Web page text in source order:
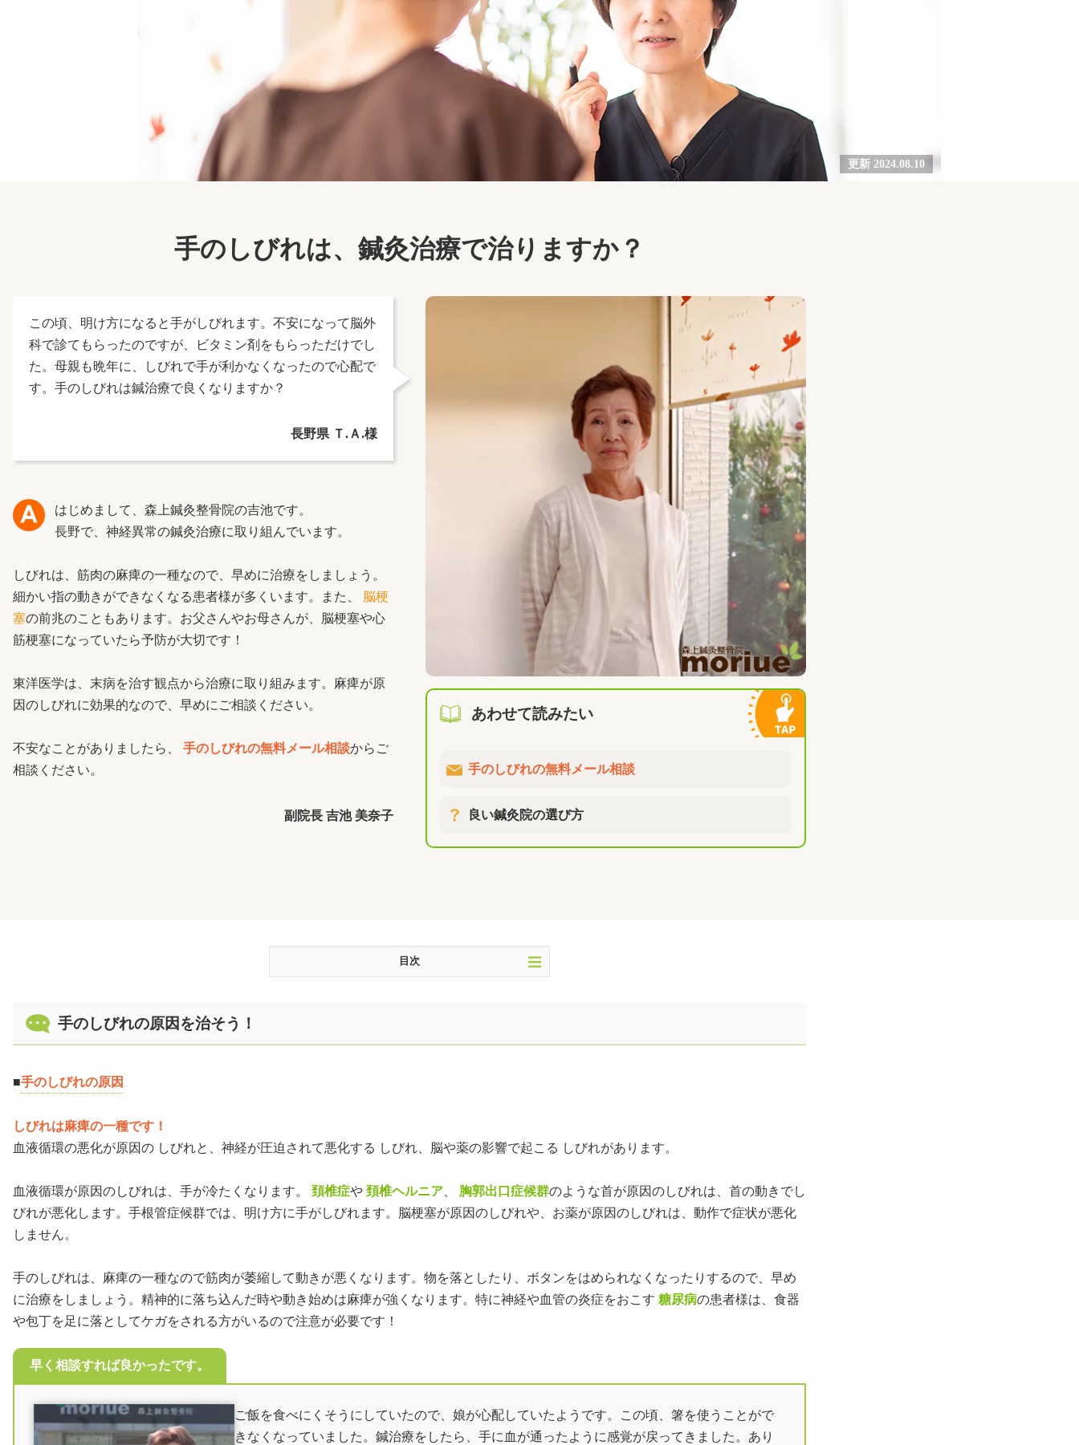
更新 2024.08.10
手のしびれは、鍼灸治療で治りますか？
あわせて読みたい
手のしびれの無料メール相談
良い鍼灸院の選び方
この頃、明け方になると手がしびれます。不安になって脳外
科で診てもらったのですが、ビタミン剤をもらっただけでし
た。母親も晩年に、しびれで手が利かなくなったので心配で
す。手のしびれは鍼治療で良くなりますか？
長野県 Ｔ.Ａ.様
はじめまして、森上鍼灸整骨院の吉池です。
長野で、神経異常の鍼灸治療に取り組んでいます。
しびれは、筋肉の麻痺の一種なので、早めに治療をしましょう。
細かい指の動きができなくなる患者様が多くいます。また、
脳梗
塞の前兆のこともあります。お父さんやお母さんが、脳梗塞や心
筋梗塞になっていたら予防が大切です！
東洋医学は、末病を治す観点から治療に取り組みます。麻痺が原
因のしびれに効果的なので、早めにご相談ください。
不安なことがありましたら、 手のしびれの無料メール相談からご
相談ください。
副院長 吉池 美奈子
目次
鍼治療で治す
著者情報
手のしびれの原因を治そう！
■手のしびれの原因
しびれは麻痺の一種です！
血液循環の悪化が原因の しびれと、神経が圧迫されて悪化する しびれ、脳や薬の影響で起こる しびれがあります。
血液循環が原因のしびれは、手が冷たくなります。 頚椎症や 頚椎ヘルニア 胸郭出口症候群のような首が原因のしびれは、首の動きでし
びれが悪化します。手根管症候群では、明け方に手がしびれます。脳梗塞が原因のしびれや、お薬が原因のしびれは、動作で症状が悪化
しません。
手のしびれは、麻痺の一種なので筋肉が萎縮して動きが悪くなります。物を落としたり、ボタンをはめられなくなったりするので、早め
に治療をしましょう。精神的に落ち込んだ時や動き始めは麻痺が強くなります。特に神経や血管の炎症をおこす 糖尿病の患者様は、食器
や包丁を足に落としてケガをされる方がいるので注意が必要です！
早く相談すれば良かったです。
ご飯を食べにくそうにしていたので、娘が心配していたようです。この頃、箸を使うことがで
きなくなっていました。鍼治療をしたら、手に血が通ったように感覚が戻ってきました。あり